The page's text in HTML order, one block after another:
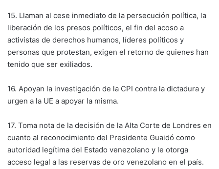
15. Llaman al cese inmediato de la persecución política, la
liberación de los presos políticos, el fin del acoso a
activistas de derechos humanos, líderes políticos y
personas que protestan, exigen el retorno de quienes han
tenido que ser exiliados.
16. Apoyan la investigación de la CPI contra la dictadura y
urgen a la UE a apoyar la misma.
17. Toma nota de la decisión de la Alta Corte de Londres en
cuanto al reconocimiento del Presidente Guaidó como
autoridad legítima del Estado venezolano y le otorga
acceso legal a las reservas de oro venezolano en el país.